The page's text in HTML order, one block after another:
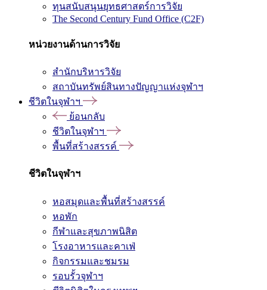
ทุนสนับสนุนยุทธศาสตร์การวิจัย
The Second Century Fund Office (C2F)
หน่วยงานด้านการวิจัย
สำนักบริหารวิจัย
สถาบันทรัพย์สินทางปัญญาแห่งจุฬาฯ
ชีวิตในจุฬาฯ
ย้อนกลับ
ชีวิตในจุฬาฯ
พื้นที่สร้างสรรค์
ชีวิตในจุฬาฯ
หอสมุดและพื้นที่สร้างสรรค์
หอพัก
กีฬาและสุขภาพนิสิต
โรงอาหารและคาเฟ่
กิจกรรมและชมรม
รอบรั้วจุฬาฯ